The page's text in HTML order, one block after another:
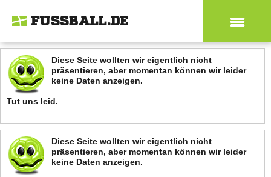
FUSSBALL.DE
Diese Seite wollten wir eigentlich nicht
präsentieren, aber momentan können wir leider
keine Daten anzeigen.
Tut uns leid.
Diese Seite wollten wir eigentlich nicht
präsentieren, aber momentan können wir leider
keine Daten anzeigen.